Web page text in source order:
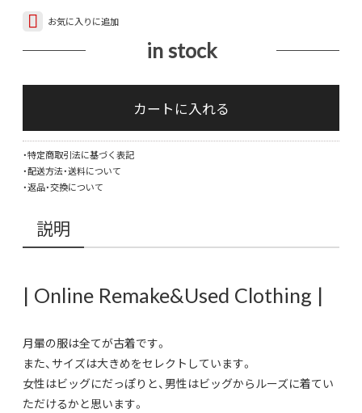
お気に入りに追加
in stock
カートに入れる
・特定商取引法に基づく表記
・配送方法・送料について
・返品・交換について
説明
| Online Remake&Used Clothing |
月暈の服は全てが古着です。
また、サイズは大きめをセレクトしています。
女性はビッグにだっぽりと、男性はビッグからルーズに着てい
ただけるかと思います。